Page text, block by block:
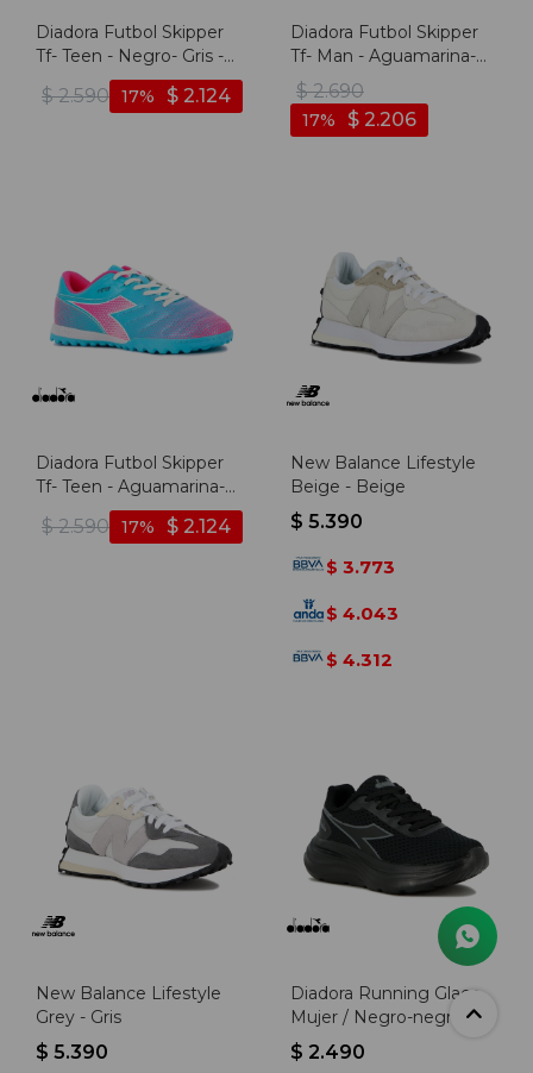
Diadora Futbol Skipper
Tf- Teen - Negro- Gris -
Negro-gris
$ 2.590 $ 2.124
17
Diadora Futbol Skipper
Tf- Man - Aguamarina-
fucsia - Aguamarina-
fucsia
$ 2.690
$ 2.206
17
Diadora Futbol Skipper
Tf- Teen - Aguamarina-
fucsia - Aguamarina-
fucsia
$ 2.590 $ 2.124
17
New Balance Lifestyle
Beige - Beige
$ 5.390
$ 3.773
$ 4.043
$ 4.312
New Balance Lifestyle
Grey - Gris
$ 5.390
Diadora Running Glace
Mujer / Negro-negro -
Negro-negro
$ 2.490